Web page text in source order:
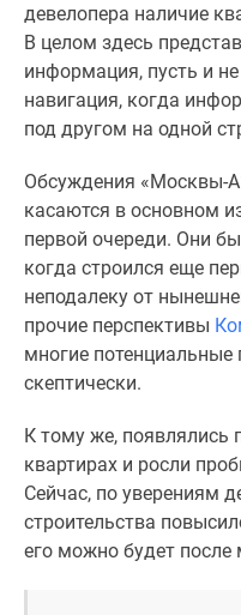
девелопера наличие
В целом здесь
информация, пусть и
навигация, когда
под другом на одной
Обсуждения «Москвы-
касаются в основном
первой очереди. Они
когда строился еще
неподалеку от
прочие перспективы
многие потенциальные
скептически.
К тому же, появлялись
квартирах и росли
Сейчас, по уверениям
строительства
его можно будет